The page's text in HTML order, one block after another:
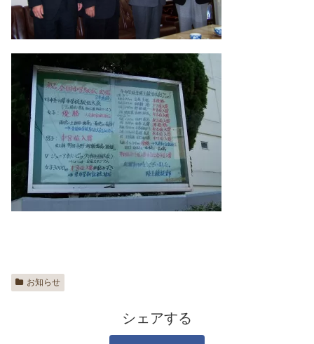
お知らせ
シェアする